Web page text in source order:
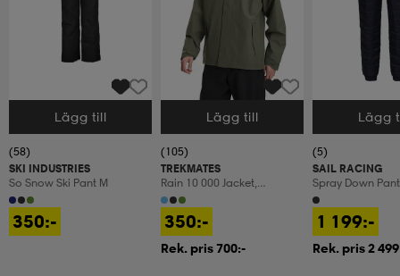
Välj storlek
Lägg till
(58)
SKI INDUSTRIES
So Snow Ski Pant M
350:-
Välj storlek
Lägg till
(105)
TREKMATES
Rain 10 000 Jacket,
Regnjacka, Herr
350:-
Rek. pris 700:-
Välj storlek
Lägg
(5)
SAIL RACING
Spray Down Pant
1 199:-
Rek. pris 2